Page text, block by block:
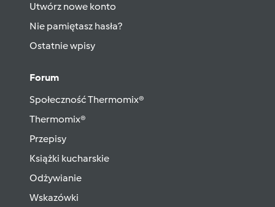
Utwórz nowe konto
Nie pamiętasz hasła?
Ostatnie wpisy
Forum
Społeczność Thermomix®
Thermomix®
Przepisy
Książki kucharskie
Odżywianie
Wskazówki